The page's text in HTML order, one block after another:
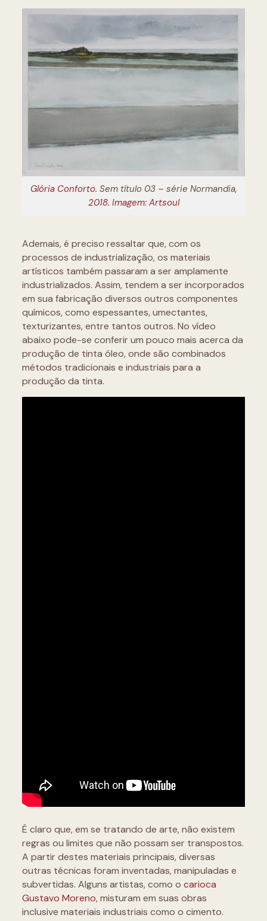
Glória Conforto. Sem título 03 – série Normandia,
2018. Imagem: Artsoul
Ademais, é preciso ressaltar que, com os
processos de industrialização, os materiais
artísticos também passaram a ser amplamente
industrializados. Assim, tendem a ser incorporados
em sua fabricação diversos outros componentes
químicos, como espessantes, umectantes,
texturizantes, entre tantos outros. No vídeo
abaixo pode-se conferir um pouco mais acerca da
produção de tinta óleo, onde são combinados
métodos tradicionais e industriais para a
produção da tinta.
É claro que, em se tratando de arte, não existem
regras ou limites que não possam ser transpostos.
A partir destes materiais principais, diversas
outras técnicas foram inventadas, manipuladas e
subvertidas. Alguns artistas, como o carioca
Gustavo Moreno, misturam em suas obras
inclusive materiais industriais como o cimento.